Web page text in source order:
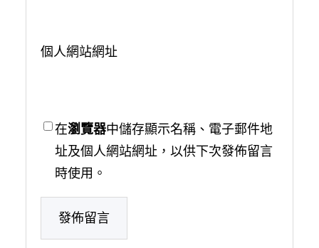
個人網站網址
在瀏覽器中儲存顯示名稱、電子郵件地
址及個人網站網址，以供下次發佈留言
時使用。